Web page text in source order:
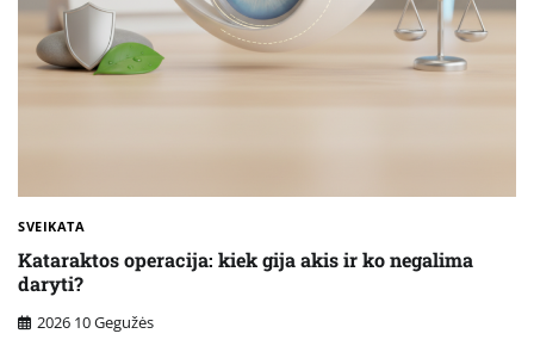
SVEIKATA
Kataraktos operacija: kiek gija akis ir ko negalima
daryti?
2026 10 Gegužės